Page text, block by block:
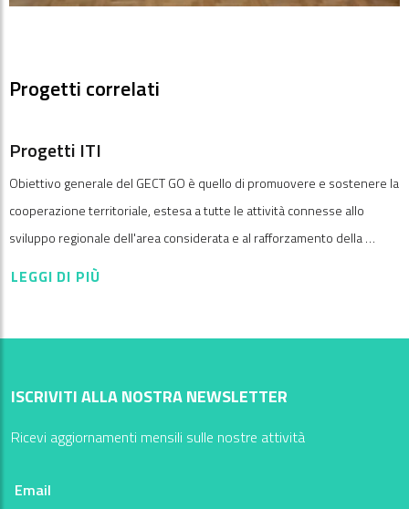
Progetti correlati
Progetti ITI
Obiettivo generale del GECT GO è quello di promuovere e sostenere la
cooperazione territoriale, estesa a tutte le attività connesse allo
sviluppo regionale dell'area considerata e al rafforzamento della …
LEGGI DI PIÙ
ISCRIVITI ALLA NOSTRA NEWSLETTER
Ricevi aggiornamenti mensili sulle nostre attività
Email